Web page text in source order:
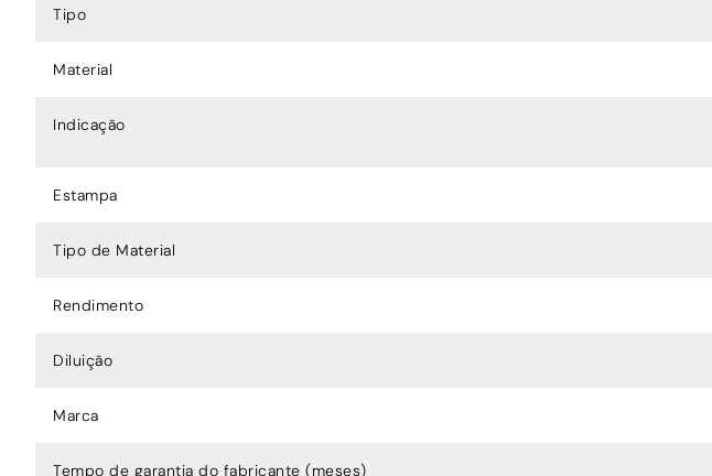
Tipo
Material
Indicação
Estampa
Tipo de Material
Rendimento
Diluição
Marca
Tempo de garantia do fabricante (meses)